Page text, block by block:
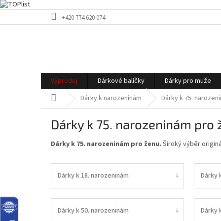
na
+420 774 620 074
Výprodej Dárkové balíčky Dárky pro muže
Domů Dárky k narozeninám Dárky k 75.
Dárky k 75. narozeninám pro
Dárky k 75. narozeninám pro ženu. Široký výběr
Dárky k 18. narozeninám Dárky
Dárky k 50. narozeninám Dárky